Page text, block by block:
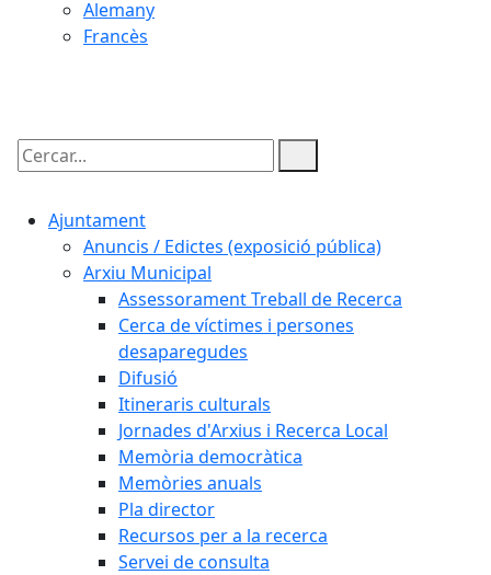
Alemany
Francès
Cercar:
Ajuntament
Anuncis / Edictes (exposició pública)
Arxiu Municipal
Assessorament Treball de Recerca
Cerca de víctimes i persones
desaparegudes
Difusió
Itineraris culturals
Jornades d'Arxius i Recerca Local
Memòria democràtica
Memòries anuals
Pla director
Recursos per a la recerca
Servei de consulta